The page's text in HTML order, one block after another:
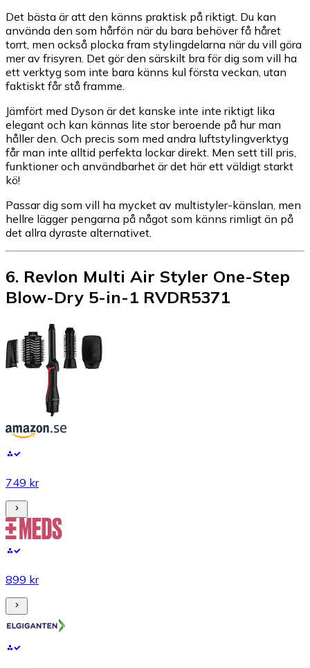
Det bästa är att den känns praktisk på riktigt. Du kan
använda den som hårfön när du bara behöver få håret
torrt, men också plocka fram stylingdelarna när du vill göra
mer av frisyren. Det gör den särskilt bra för dig som vill ha
ett verktyg som inte bara känns kul första veckan, utan
faktiskt får stå framme.
Jämfört med Dyson är det kanske inte inte riktigt lika
elegant och kan kännas lite stor beroende på hur man
håller den. Och precis som med andra luftstylingverktyg
får man inte alltid perfekta lockar direkt. Men sett till pris,
funktioner och användbarhet är det här ett väldigt starkt
kö!
Passar dig som vill ha mycket av multistyler-känslan, men
hellre lägger pengarna på något som känns rimligt än på
det allra dyraste alternativet.
6. Revlon Multi Air Styler One-Step
Blow-Dry 5-in-1 RVDR5371
749 kr
899 kr